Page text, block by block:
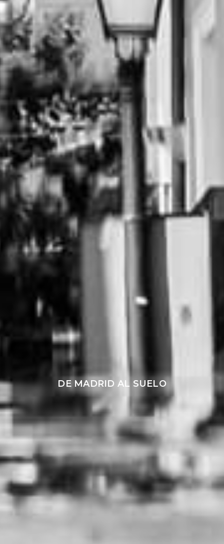
DE MADRID AL SUELO